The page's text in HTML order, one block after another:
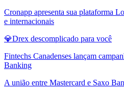
Cronapp apresenta sua plataforma
e internacionais
💎Drex descomplicado para você
Fintechs Canadenses lançam
Banking
A união entre Mastercard e Saxo